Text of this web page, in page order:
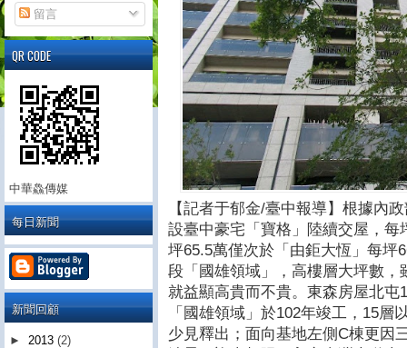
【記者于郁金/臺中報導】根據內
設臺中豪宅「寶格」陸續交屋，
坪65.5萬僅次於「由鉅大恆」每坪
段「國雄領域」，高樓層大坪數
就益顯高貴而不貴。東森房屋北
「國雄領域」於102年竣工，15
少見釋出；面向基地左側C棟更因
留言
QR CODE
中華鱻傳媒
每日新聞
新聞回顧
► 2013 (2)